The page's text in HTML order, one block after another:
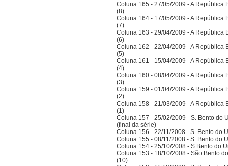
Coluna 165 - 27/05/2009 - A República
(8)
Coluna 164 - 17/05/2009 - A República
(7)
Coluna 163 - 29/04/2009 - A República
(6)
Coluna 162 - 22/04/2009 - A República
(5)
Coluna 161 - 15/04/2009 - A República
(4)
Coluna 160 - 08/04/2009 - A República
(3)
Coluna 159 - 01/04/2009 - A República
(2)
Coluna 158 - 21/03/2009 - A República
(1)
Coluna 157 - 25/02/2009 - S. Bento do
(final da série)
Coluna 156 - 22/11/2008 - S. Bento do
Coluna 155 - 08/11/2008 - S. Bento do
Coluna 154 - 25/10/2008 - S.Bento do
Coluna 153 - 18/10/2008 - São Bento
(10)